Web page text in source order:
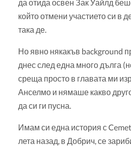
да отида освен Зак Уайлд
който отмени участието си в
така де.
Но явно някакъв background
днес след една много дълга
среща просто в главата ми
Анселмо и нямаше какво
да си ги пусна.
Имам си една история с
лета назад, в Добрич, се